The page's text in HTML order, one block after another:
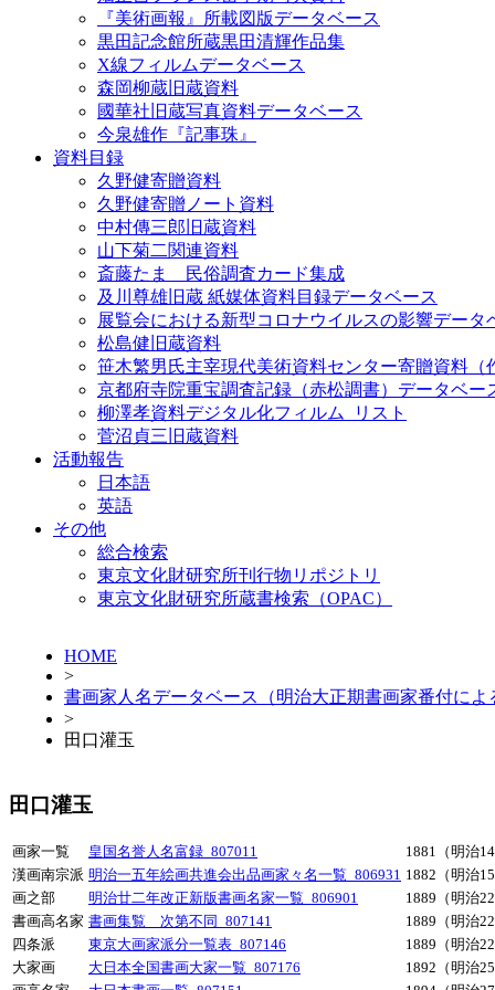
『美術画報』所載図版データベース
黒田記念館所蔵黒田清輝作品集
X線フィルムデータベース
森岡柳蔵旧蔵資料
國華社旧蔵写真資料データベース
今泉雄作『記事珠』
資料目録
久野健寄贈資料
久野健寄贈ノート資料
中村傳三郎旧蔵資料
山下菊二関連資料
斎藤たま 民俗調査カード集成
及川尊雄旧蔵 紙媒体資料目録データベース
展覧会における新型コロナウイルスの影響データ
松島健旧蔵資料
笹木繁男氏主宰現代美術資料センター寄贈資料（
京都府寺院重宝調査記録（赤松調書）データベー
柳澤孝資料デジタル化フィルム_リスト
菅沼貞三旧蔵資料
活動報告
日本語
英語
その他
総合検索
東京文化財研究所刊行物リポジトリ
東京文化財研究所蔵書検索（OPAC）
HOME
>
書画家人名データベース（明治大正期書画家番付によ
>
田口灌玉
田口灌玉
画家一覧 皇国名誉人名富録_807011 1881（明治14
漢画南宗派 明治一五年絵画共進会出品画家々名一覧_806931 1882（明治15
画之部
明治廿二年改正新版書画名家一覧_806901 1889（明治22
書画高名家 書画集覧 次第不同_807141 1889（明治22
四条派
東京大画家派分一覧表_807146 1889（明治22
大家画
大日本全国書画大家一覧_807176 1892（明治25